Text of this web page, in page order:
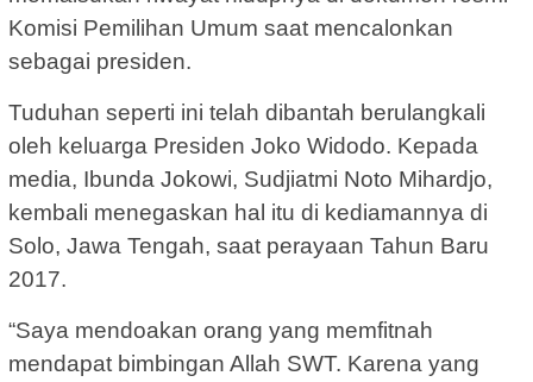
Komisi Pemilihan Umum saat mencalonkan
sebagai presiden.
Tuduhan seperti ini telah dibantah berulangkali
oleh keluarga Presiden Joko Widodo. Kepada
media, Ibunda Jokowi, Sudjiatmi Noto Mihardjo,
kembali menegaskan hal itu di kediamannya di
Solo, Jawa Tengah, saat perayaan Tahun Baru
2017.
“Saya mendoakan orang yang memfitnah
mendapat bimbingan Allah SWT. Karena yang